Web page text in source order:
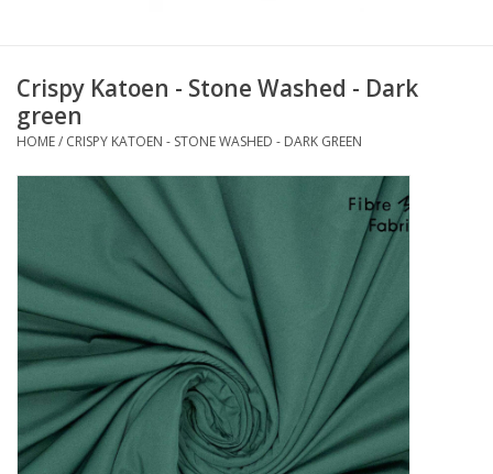
Fournituren
Patronen
Diy pakketten
Studio Olive inspireert....
Crispy Katoen - Stone Washed - Dark
green
HOME/ CRISPY KATOEN - STONE WASHED - DARK GREEN